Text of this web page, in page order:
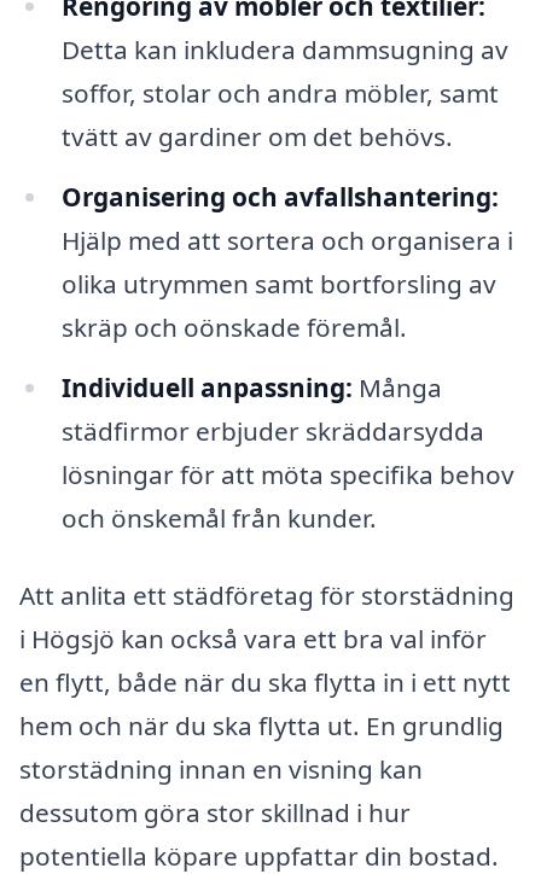
Detta kan inkludera dammsugning av
soffor, stolar och andra möbler, samt
tvätt av gardiner om det behövs.
Organisering och avfallshantering:
Hjälp med att sortera och organisera i
olika utrymmen samt bortforsling av
skräp och oönskade föremål.
Individuell anpassning: Många
städfirmor erbjuder skräddarsydda
lösningar för att möta specifika behov
och önskemål från kunder.
Att anlita ett städföretag för storstädning
i Högsjö kan också vara ett bra val inför
en flytt, både när du ska flytta in i ett nytt
hem och när du ska flytta ut. En grundlig
storstädning innan en visning kan
dessutom göra stor skillnad i hur
potentiella köpare uppfattar din bostad.